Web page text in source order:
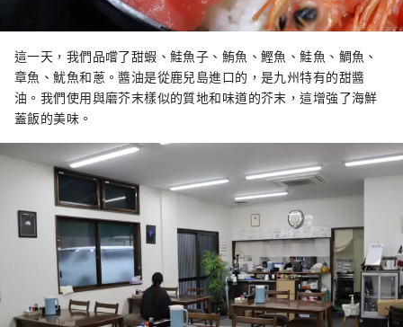
這一天，我們品嚐了甜蝦、鮭魚子、鮪魚、鰹魚、鮭魚、鯛魚、
章魚、魷魚和蔥。醬油是從鹿兒島進口的，是九州特有的甜醬
油。我們使用與磨芥末樣似的質地和味道的芥末，這增強了海鮮
蓋飯的美味。